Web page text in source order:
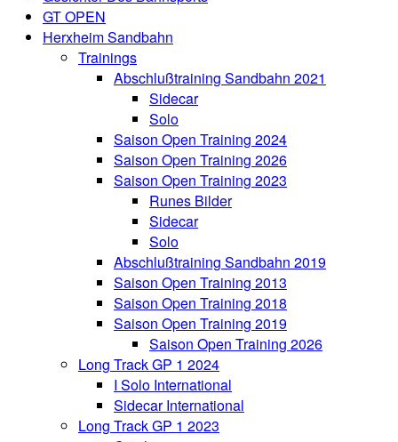
GT OPEN
Herxheim Sandbahn
Trainings
Abschlußtraining Sandbahn 2021
Sidecar
Solo
Saison Open Training 2024
Saison Open Training 2026
Saison Open Training 2023
Runes Bilder
Sidecar
Solo
Abschlußtraining Sandbahn 2019
Saison Open Training 2013
Saison Open Training 2018
Saison Open Training 2019
Saison Open Training 2026
Long Track GP 1 2024
I Solo International
Sidecar International
Long Track GP 1 2023